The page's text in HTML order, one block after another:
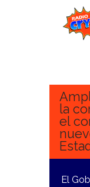
Eventos
Para ti
la
el
El